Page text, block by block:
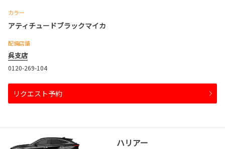
カラー
アティチュードブラックマイカ
配備店舗
呉支店
0120-269-104
リクエスト予約
ハリアー